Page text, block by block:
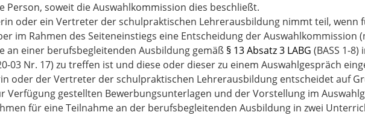
Person, soweit die Auswahlkommission dies beschließt.
oder ein Vertreter der schulpraktischen Lehrerausbildung nimmt teil, wenn
im Rahmen des Seiteneinstiegs eine Entscheidung der Auswahlkommission
an einer berufsbegleitenden Ausbildung gemäß § 13 Absatz 3 LABG (BASS 1-
03 Nr. 17) zu treffen ist und diese oder dieser zu einem Auswahlgespräch
oder der Vertreter der schulpraktischen Lehrerausbildung entscheidet auf
Verfügung gestellten Bewerbungsunterlagen und der Vorstellung im
für eine Teilnahme an der berufsbegleitenden Ausbildung in zwei